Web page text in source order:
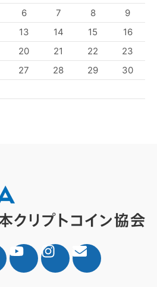
6 7 8
9
13 14 15
16
20 21 22
23
27 28 29
30